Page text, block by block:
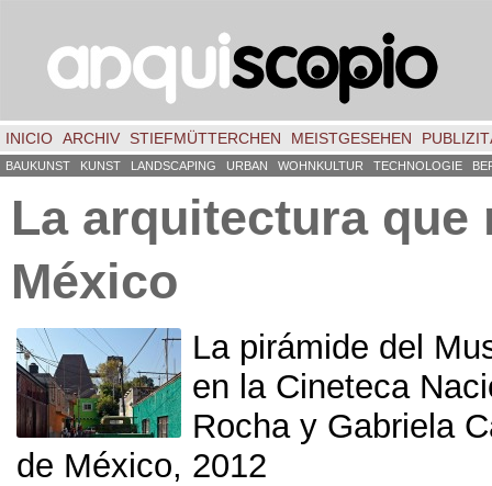
INICIO ARCHIV STIEFMÜTTERCHEN MEISTGESEHEN
BAUKUNST KUNST LANDSCAPING URBAN WOHNKULTUR TECHNOLOGIE
La arquitectura que
México
La pirámide del
en la Cineteca
Rocha y Gabriela
de México, 2012